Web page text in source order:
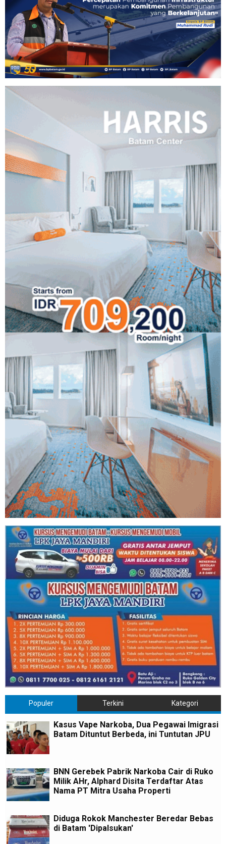
Populer Terkini Kategori
Kasus Vape Narkoba, Dua Pegawai Imigrasi
Batam Dituntut Berbeda, ini Tuntutan JPU
BNN Gerebek Pabrik Narkoba Cair di Ruko
Milik AHr, Alphard Disita Terdaftar Atas
Nama PT Mitra Usaha Properti
Diduga Rokok Manchester Beredar Bebas
di Batam 'Dipalsukan'